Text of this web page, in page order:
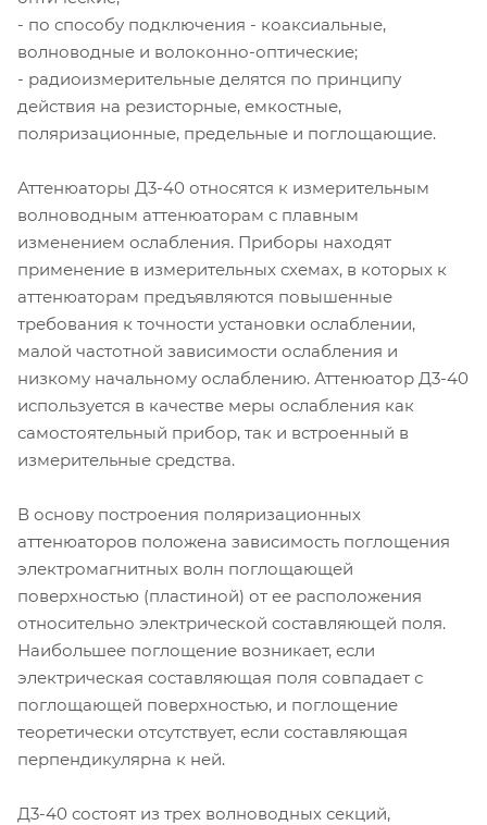
- по способу подключения - коаксиальные,
волноводные и волоконно-оптические;
- радиоизмерительные делятся по принципу
действия на резисторные, емкостные,
поляризационные, предельные и поглощающие.
Аттенюаторы Д3-40 относятся к измерительным
волноводным аттенюаторам с плавным
изменением ослабления. Приборы находят
применение в измерительных схемах, в которых к
аттенюаторам предъявляются повышенные
требования к точности установки ослаблении,
малой частотной зависимости ослабления и
низкому начальному ослаблению. Аттенюатор Д3-40
используется в качестве меры ослабления как
самостоятельный прибор, так и встроенный в
измерительные средства.
В основу построения поляризационных
аттенюаторов положена зависимость поглощения
электромагнитных волн поглощающей
поверхностью (пластиной) от ее расположения
относительно электрической составляющей поля.
Наибольшее поглощение возникает, если
электрическая составляющая поля совпадает с
поглощающей поверхностью, и поглощение
теоретически отсутствует, если составляющая
перпендикулярна к ней.
Д3-40 состоят из трех волноводных секций,